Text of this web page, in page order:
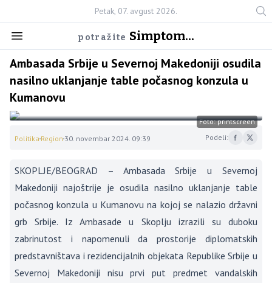
Petak, 07. avgust 2026.
potražite Simptom...
Ambasada Srbije u Severnoj Makedoniji osudila
nasilno uklanjanje table počasnog konzula u
Kumanovu
Foto: printscreen
Politika Region 30. novembar 2024. 09:39 Podeli:
SKOPLJE/BEOGRAD – Ambasada Srbije u Severnoj
Makedoniji najoštrije je osudila nasilno uklanjanje table
počasnog konzula u Kumanovu na kojoj se nalazio državni
grb Srbije. Iz Ambasade u Skoplju izrazili su duboku
zabrinutost i napomenuli da prostorije diplomatskih
predstavništava i rezidencijalnih objekata Republike Srbije u
Severnoj Makedoniji nisu prvi put predmet vandalskih